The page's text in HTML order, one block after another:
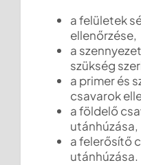
a felületek
ellenőrzése,
a
szükség
a primer és
csavarok
a földelő
utánhúzása,
a felerősítő
utánhúzása.